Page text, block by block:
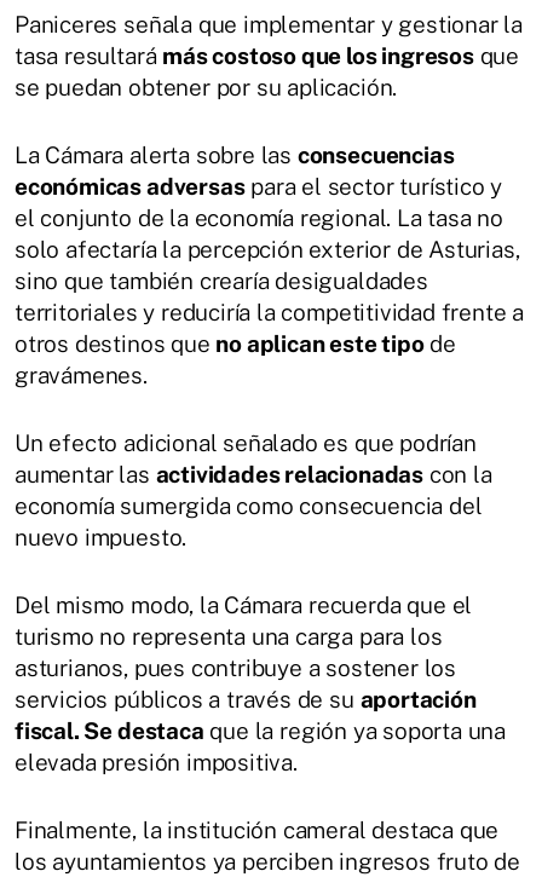
Paniceres señala que implementar y gestionar la
tasa resultará más costoso que los ingresosque
se puedan obtener por su aplicación.
La Cámara alerta sobre las consecuencias
económicas adversaspara el sector turístico y
el conjunto de la economía regional. La tasa no
solo afectaría la percepción exterior de Asturias,
sino que también crearía desigualdades
territoriales y reduciría la competitividad frente a
otros destinos que no aplican este tipode
gravámenes.
Un efecto adicional señalado es que podrían
aumentar las actividades relacionadascon la
economía sumergida como consecuencia del
nuevo impuesto.
Del mismo modo, la Cámara recuerda que el
turismo no representa una carga para los
asturianos, pues contribuye a sostener los
servicios públicos a través de su aportación
fiscal. Se destaca que la región ya soporta una
elevada presión impositiva.
Finalmente, la institución cameral destaca que
los ayuntamientos ya perciben ingresos fruto de